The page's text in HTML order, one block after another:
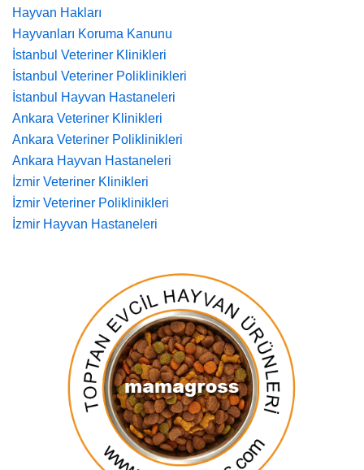
Hayvan Hakları
Hayvanları Koruma Kanunu
İstanbul Veteriner Klinikleri
İstanbul Veteriner Poliklinikleri
İstanbul Hayvan Hastaneleri
Ankara Veteriner Klinikleri
Ankara Veteriner Poliklinikleri
Ankara Hayvan Hastaneleri
İzmir Veteriner Klinikleri
İzmir Veteriner Poliklinikleri
İzmir Hayvan Hastaneleri